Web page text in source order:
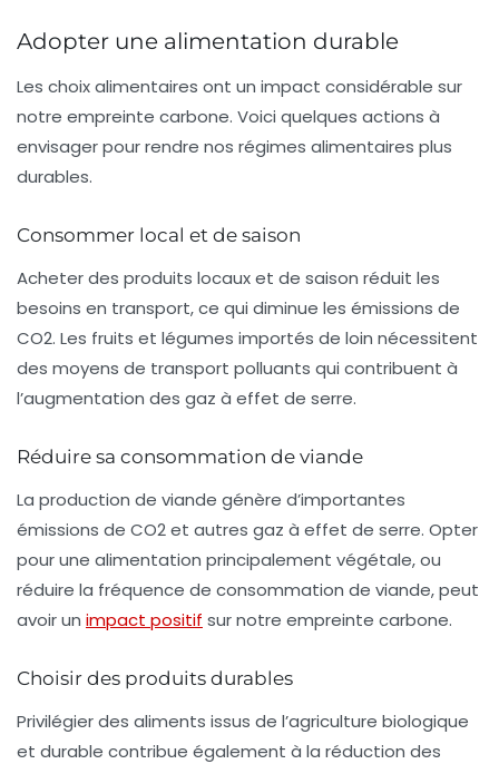
Adopter une alimentation durable
Les choix alimentaires ont un impact considérable sur
notre empreinte carbone. Voici quelques actions à
envisager pour rendre nos régimes alimentaires plus
durables.
Consommer local et de saison
Acheter des produits locaux et de saison réduit les
besoins en transport, ce qui diminue les émissions de
CO2. Les fruits et légumes importés de loin nécessitent
des moyens de transport polluants qui contribuent à
l’augmentation des gaz à effet de serre.
Réduire sa consommation de viande
La production de viande génère d’importantes
émissions de CO2et autres gaz à effet de serre. Opter
pour une alimentation principalement végétale, ou
réduire la fréquence de consommation de viande, peut
avoir un impact positif sur notre empreinte carbone.
Choisir des produits durables
Privilégier des aliments issus de l’agriculture biologique
et durable contribue également à la réduction des